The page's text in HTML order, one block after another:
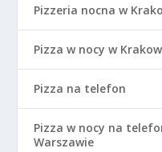
Pizzeria nocna w
Pizza w nocy w
Pizza na telefon
Pizza w nocy na
Warszawie